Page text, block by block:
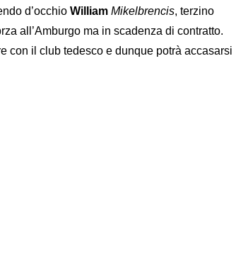
d’occhio William Mikelbrencis, terzino
all’Amburgo ma in scadenza di contratto.
con il club tedesco e dunque potrà accasarsi